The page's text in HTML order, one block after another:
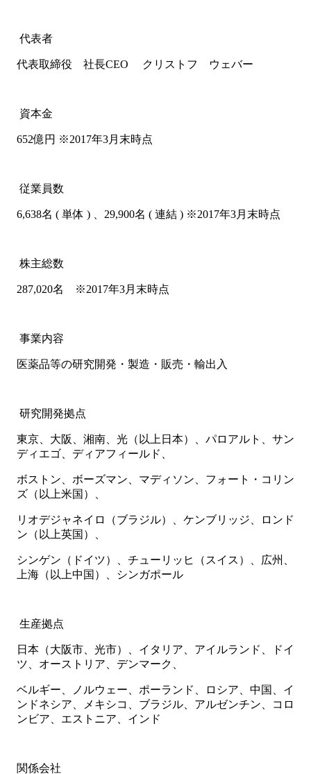
代表者
代表取締役 社長CEO クリストフ ウェバー
資本金
652億円 ※2017年3月末時点
従業員数
6,638名 ( 単体 ) 、29,900名 ( 連結 ) ※2017年3月末時点
株主総数
287,020名 ※2017年3月末時点
事業内容
医薬品等の研究開発・製造・販売・輸出入
研究開発拠点
東京、大阪、湘南、光（以上日本）、パロアルト、サン
ディエゴ、ディアフィールド、
ボストン、ボーズマン、マディソン、フォート・コリン
ズ（以上米国）、
リオデジャネイロ（ブラジル）、ケンブリッジ、ロンド
ン（以上英国）、
シンゲン（ドイツ）、チューリッヒ（スイス）、広州、
上海（以上中国）、シンガポール
生産拠点
日本（大阪市、光市）、イタリア、アイルランド、ドイ
ツ、オーストリア、デンマーク、
ベルギー、ノルウェー、ポーランド、ロシア、中国、イ
ンドネシア、メキシコ、ブラジル、アルゼンチン、コロ
ンビア、エストニア、インド
関係会社